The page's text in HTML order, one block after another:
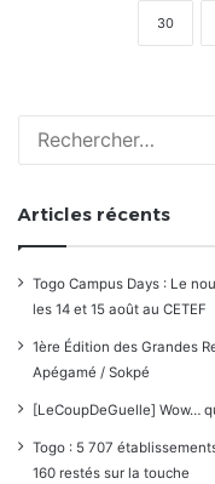
30
Articles récents
Togo Campus Days : Le
les 14 et 15 août au CETEF
1ère Édition des Grandes
Apégamé / Sokpé
[LeCoupDeGuelle] Wow…
Togo : 5 707
160 restés sur la touche